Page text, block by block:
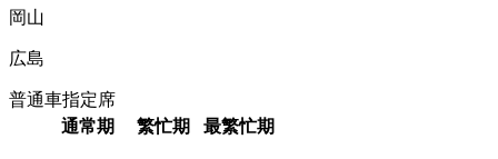
岡山
広島
普通車指定席
通常期
繁忙期 最繁忙期